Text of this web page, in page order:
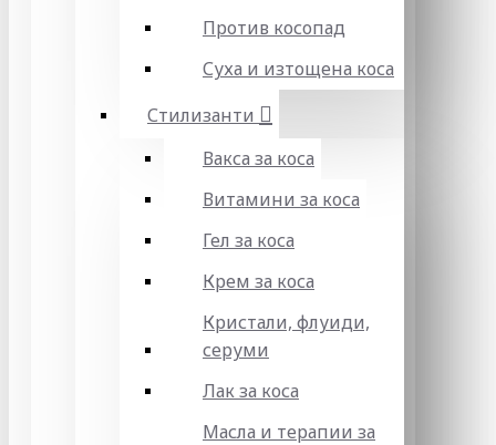
Против косопад
Суха и изтощена коса
Стилизанти
Вакса за коса
Витамини за коса
Гел за коса
Крем за коса
Кристали, флуиди,
серуми
Лак за коса
Масла и терапии за